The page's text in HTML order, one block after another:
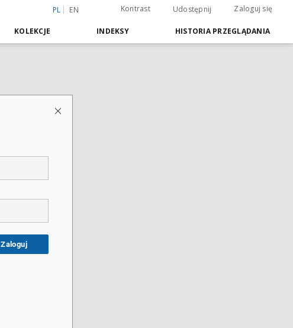
PL EN Kontrast Udostępnij Zaloguj się
KOLEKCJE INDEKSY HISTORIA PRZEGLĄDANIA
Zaloguj